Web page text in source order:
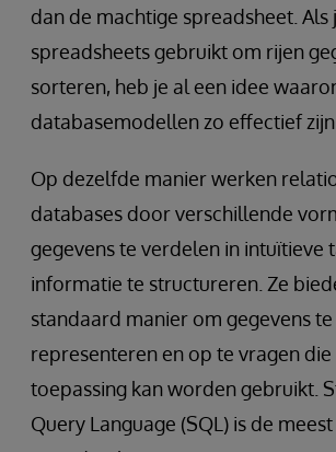
dan de machtige spreadsheet. Als
spreadsheets gebruikt om rijen
sorteren, heb je al een idee
databasemodellen zo effectief zijn.
Op dezelfde manier werken
databases door verschillende
gegevens te verdelen in intuïtieve
informatie te structureren. Ze
standaard manier om gegevens te
representeren en op te vragen
toepassing kan worden gebruikt.
Query Language (SQL) is de